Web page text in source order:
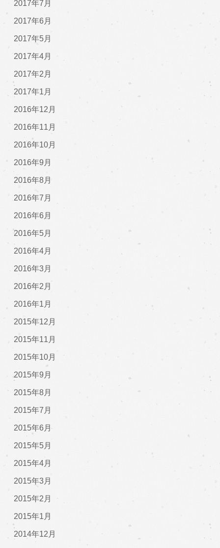
2017年7月
2017年6月
2017年5月
2017年4月
2017年2月
2017年1月
2016年12月
2016年11月
2016年10月
2016年9月
2016年8月
2016年7月
2016年6月
2016年5月
2016年4月
2016年3月
2016年2月
2016年1月
2015年12月
2015年11月
2015年10月
2015年9月
2015年8月
2015年7月
2015年6月
2015年5月
2015年4月
2015年3月
2015年2月
2015年1月
2014年12月